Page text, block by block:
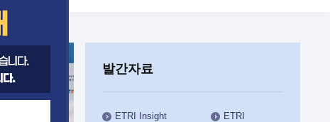
인공지능안전연구소
우주항공반도체전략연구단
대경권연구본부
호남권연구본부
ETRI CI
발간자료
ETRI Insight
ETRI